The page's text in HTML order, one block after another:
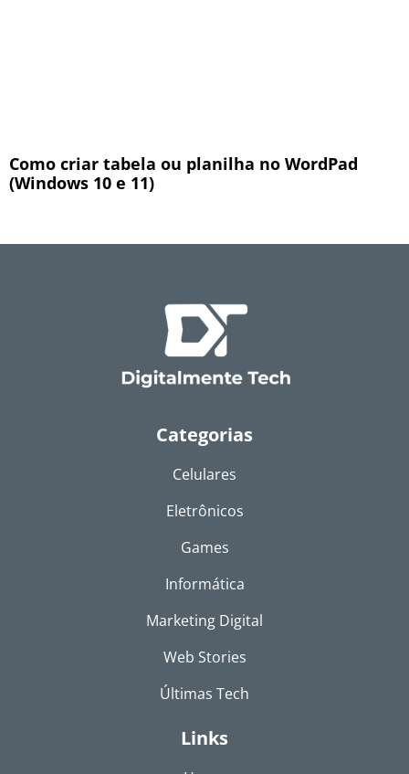
Como criar tabela ou planilha no WordPad
(Windows 10 e 11)
Categorias
Celulares
Eletrônicos
Games
Informática
Marketing Digital
Web Stories
Últimas Tech
Links